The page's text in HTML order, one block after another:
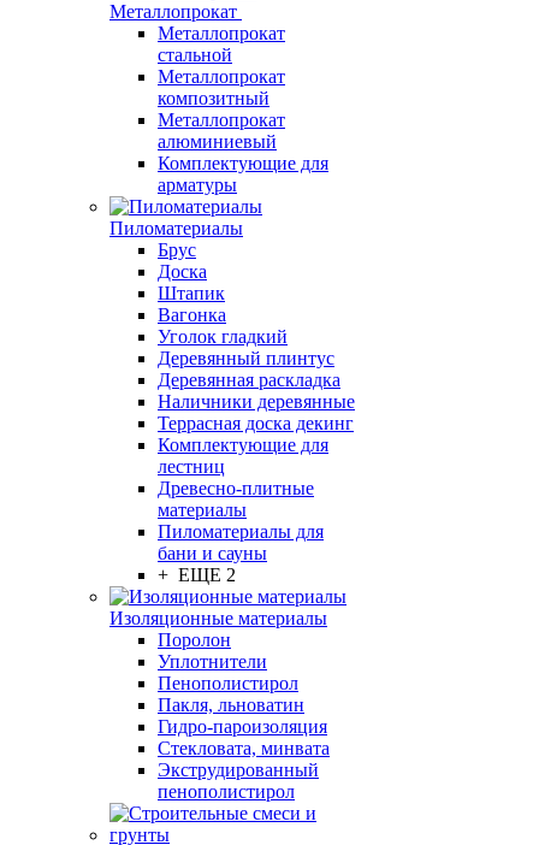
Металлопрокат
Металлопрокат
стальной
Металлопрокат
композитный
Металлопрокат
алюминиевый
Комплектующие для
арматуры
Пиломатериалы
Брус
Доска
Штапик
Вагонка
Уголок гладкий
Деревянный плинтус
Деревянная раскладка
Наличники деревянные
Террасная доска декинг
Комплектующие для
лестниц
Древесно-плитные
материалы
Пиломатериалы для
бани и сауны
+ ЕЩЕ 2
Изоляционные материалы
Поролон
Уплотнители
Пенополистирол
Пакля, льноватин
Гидро-пароизоляция
Стекловата, минвата
Экструдированный
пенополистирол